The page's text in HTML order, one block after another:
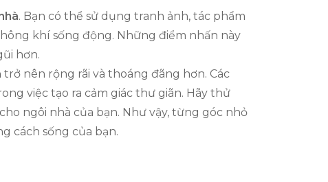
. Bạn có thể sử dụng tranh ảnh, tác phẩm
khí sống động. Những điểm nhấn này
hơn.
nên rộng rãi và thoáng đãng hơn. Các
việc tạo ra cảm giác thư giãn. Hãy thử
ngôi nhà của bạn. Như vậy, từng góc nhỏ
cách sống của bạn.